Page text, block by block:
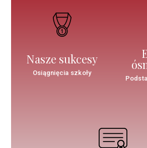
Nasze sukcesy
Osiągnięcia szkoły